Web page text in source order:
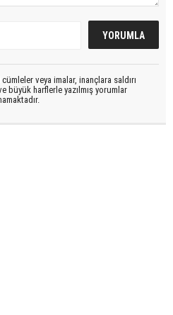
veya imalar, inançlara saldırı
büyük harflerle yazılmış yorumlar